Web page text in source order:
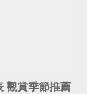
觀賞季節推薦